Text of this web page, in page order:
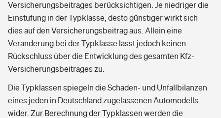
Versicherungsbeitrages berücksichtigen. Je niedriger die
Einstufung in der Typklasse, desto günstiger wirkt sich
dies auf den Versicherungsbeitrag aus. Allein eine
Veränderung bei der Typklasse lässt jedoch keinen
Rückschluss über die Entwicklung des gesamten Kfz-
Versicherungsbeitrages zu.
Die Typklassen spiegeln die Schaden- und Unfallbilanzen
eines jeden in Deutschland zugelassenen Automodells
wider. Zur Berechnung der Typklassen werden die